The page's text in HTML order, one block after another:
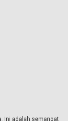
Ini adalah semangat